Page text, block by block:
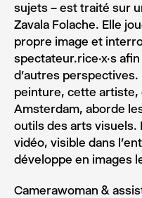
sujets – est traité sur
Zavala Folache. Elle
propre image et
spectateur.rice.x.s
d’autres
peinture, cette
Amsterdam, aborde
outils des arts visuels.
vidéo, visible dans
développe en images
Camerawoman &